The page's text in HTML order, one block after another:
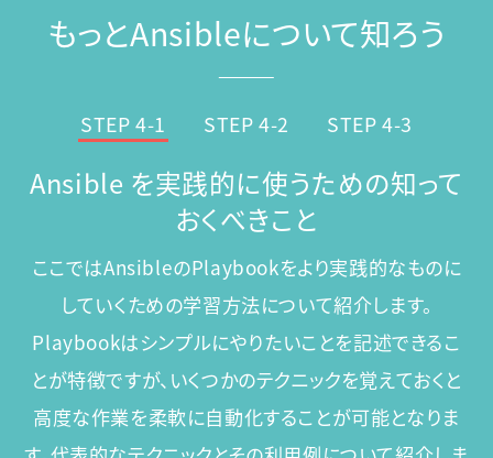
もっとAnsibleについて知ろう
STEP 4-1 STEP 4-2 STEP 4-3
Ansible を実践的に使うための知って
おくべきこと
ここではAnsibleのPlaybookをより実践的なものに
していくための学習方法について紹介します。
Playbookはシンプルにやりたいことを記述できるこ
とが特徴ですが、 いくつかのテクニックを覚えておくと
高度な作業を柔軟に自動化することが可能となりま